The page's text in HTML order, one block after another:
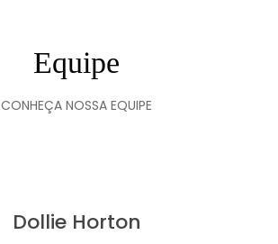
Equipe
CONHEÇA NOSSA EQUIPE
Dollie Horton